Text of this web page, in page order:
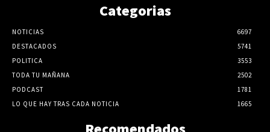
Categorias
NOTICIAS
6697
DESTACADOS
5741
POLITICA
3553
TODA TU MAÑANA
2502
PODCAST
1781
LO QUE HAY TRAS CADA NOTICIA
1665